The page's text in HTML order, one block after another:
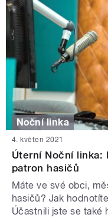
Noční linka
4. květen 2021
Úterní Noční linka:
patron hasičů
Máte ve své obci,
hasičů? Jak
Účastnili jste se také